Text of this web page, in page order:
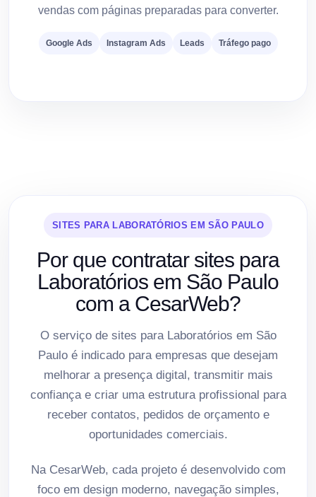
vendas com páginas preparadas para converter.
Google Ads Instagram Ads Leads Tráfego pago
SITES PARA LABORATÓRIOS EM SÃO PAULO
Por que contratar sites para
Laboratórios em São Paulo
com a CesarWeb?
O serviço de sites para Laboratórios em São
Paulo é indicado para empresas que desejam
melhorar a presença digital, transmitir mais
confiança e criar uma estrutura profissional para
receber contatos, pedidos de orçamento e
oportunidades comerciais.
Na CesarWeb, cada projeto é desenvolvido com
foco em design moderno, navegação simples,